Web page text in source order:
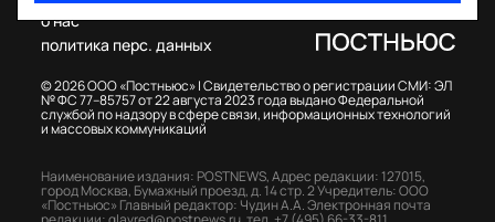
© 2026 ООО «Постньюс» |Свидетельство о регистрации СМИ: ЭЛ
№ ФС 77–85757 от 22 августа 2023 года выдано Федеральной
службой по надзору в сфере связи, информационных технологий
и массовых коммуникаций
о нас
политика перс. данных
Наименование издания: POSTNEWS,Адрес редакции: 127015,
город Москва, Бумажный проезд, д. 14 стр. 2Учредитель: ООО
«Постньюс» Главный редактор: Чудин А.А.Электронная почта